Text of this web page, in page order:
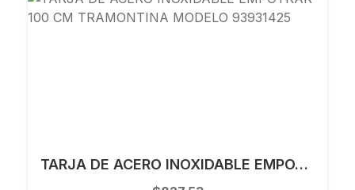
TARJA DE ACERO INOXIDABLE EMPOTRAR 100 CM TRAMONTINA MODELO 93931425